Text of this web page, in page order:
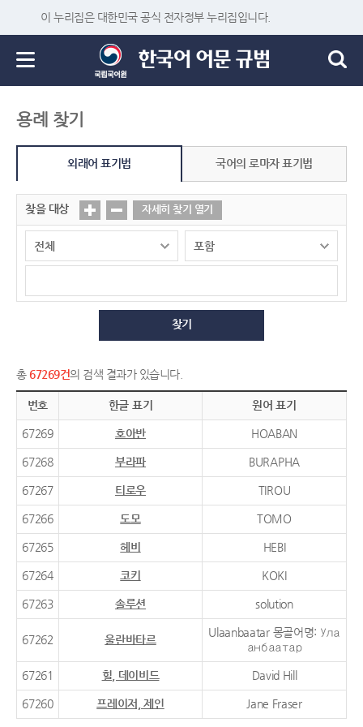
이 누리집은 대한민국 공식 전자정부 누리집입니다.
용례 찾기
외래어 표기법 국어의 로마자 표기법
찾을 대상 자세히 찾기 열기
찾기
총 67269건의 검색 결과가 있습니다.
번호 한글 표기 원어 표기
67269 호아반 HOABAN
67268 부라파 BURAPHA
67267 티로우 TIROU
67266 도모 TOMO
67265 헤비 HEBI
67264 코키 KOKI
67263 솔루션 solution
67262 울란바타르
Ulaanbaatar 몽골어명: Ула
анбаатар
67261 힐, 데이비드 David Hill
67260 프레이저, 제인 Jane Fraser